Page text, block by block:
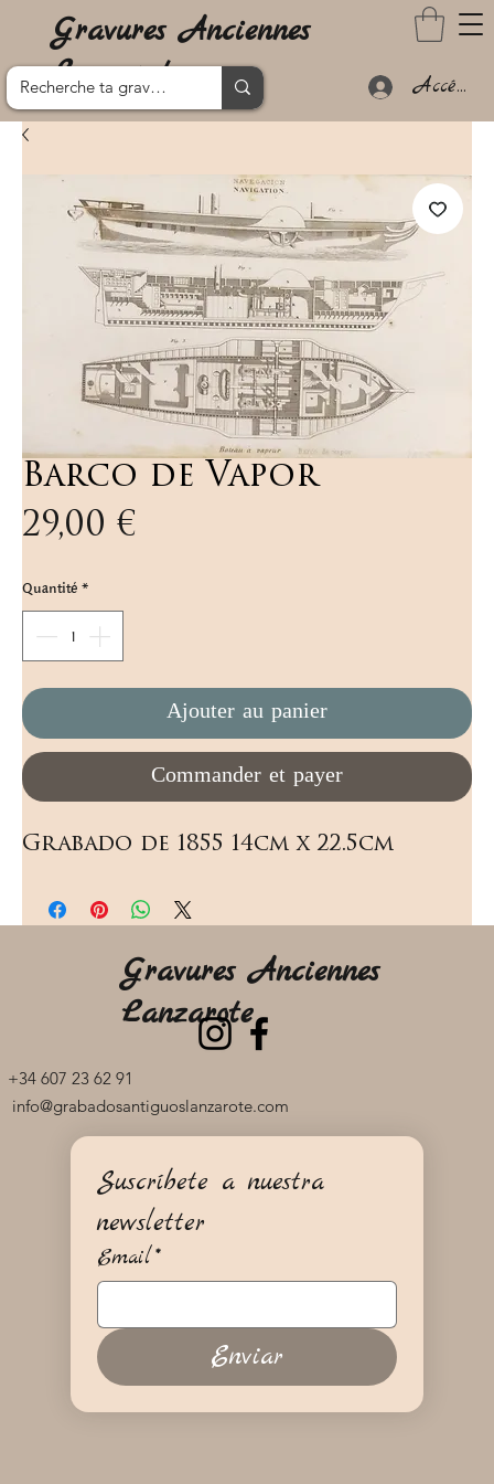
Gravures Anciennes
Lanzarote
Accéder
Barco de Vapor
29,00 €
Quantité*
Ajouter au panier
Commander et payer
Grabado de 1855 14cm x 22.5cm
+34 607 23 62 91
info@grabadosantiguoslanzarote.com
Gravures Anciennes
Lanzarote
Suscríbete a nuestra
newsletter
Email*
Enviar